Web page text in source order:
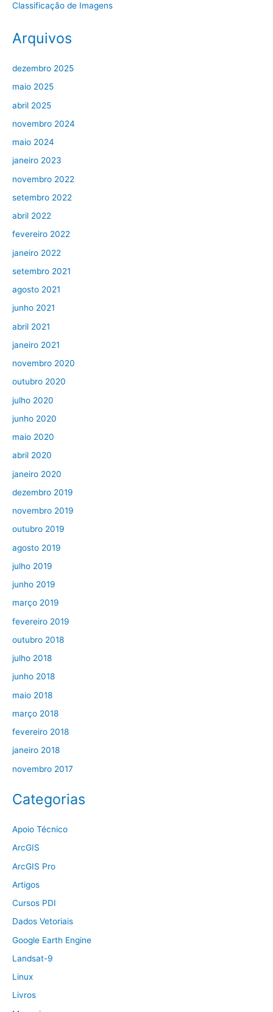
Classificação de Imagens
Arquivos
dezembro 2025
maio 2025
abril 2025
novembro 2024
maio 2024
janeiro 2023
novembro 2022
setembro 2022
abril 2022
fevereiro 2022
janeiro 2022
setembro 2021
agosto 2021
junho 2021
abril 2021
janeiro 2021
novembro 2020
outubro 2020
julho 2020
junho 2020
maio 2020
abril 2020
janeiro 2020
dezembro 2019
novembro 2019
outubro 2019
agosto 2019
julho 2019
junho 2019
março 2019
fevereiro 2019
outubro 2018
julho 2018
junho 2018
maio 2018
março 2018
fevereiro 2018
janeiro 2018
novembro 2017
Categorias
Apoio Técnico
ArcGIS
ArcGIS Pro
Artigos
Cursos PDI
Dados Vetoriais
Google Earth Engine
Landsat-9
Linux
Livros